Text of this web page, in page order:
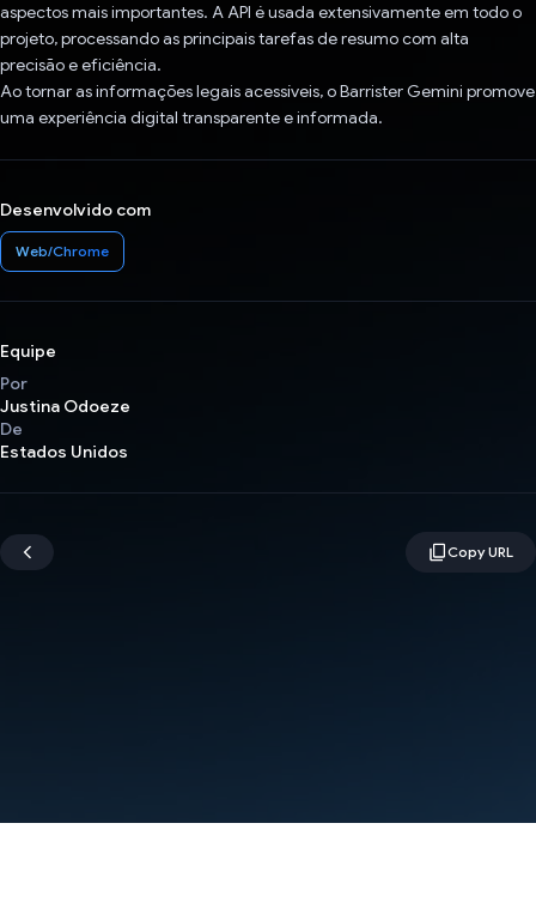
aspectos mais importantes. A API é usada extensivamente em todo o
projeto, processando as principais tarefas de resumo com alta
precisão e eficiência.
Ao tornar as informações legais acessíveis, o Barrister Gemini promove
uma experiência digital transparente e informada.
Desenvolvido com
Web/Chrome
Equipe
Por
Justina Odoeze
De
Estados Unidos